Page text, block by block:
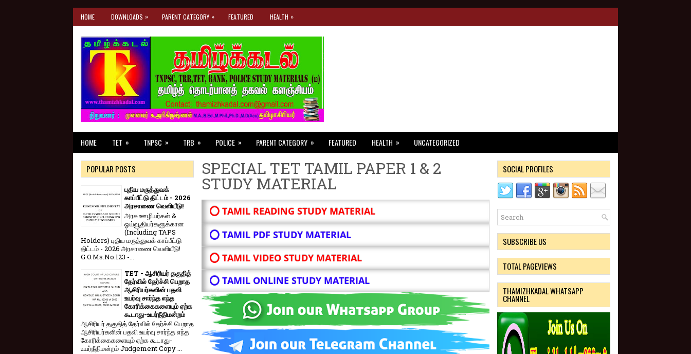
HOME DOWNLOADS » PARENT CATEGORY » FEATURED HEALTH »
HOME TET » TNPSC » TRB » POLICE » PARENT CATEGORY » FEATURED HEALTH » UNCATEGORIZED
SPECIAL TET TAMIL PAPER 1 & 2
STUDY MATERIAL
⭕ TAMIL READING STUDY MATERIAL
⭕ TAMIL PDF STUDY MATERIAL
⭕ TAMIL VIDEO STUDY MATERIAL
⭕ TAMIL ONLINE STUDY MATERIAL
POPULAR POSTS
புதிய மருத்துவக்
காப்பீட்டு திட்டம் - 2026
அரசாணை வெளியீடு!
அரசு ஊழியர்கள் &
ஓய்வூதியர்களுக்கான
(Including TAPS
Holders) புதிய மருத்துவக் காப்பீட்டு
திட்டம் - 2026 அரசாணை வெளியீடு!
G.O.Ms.No.123 -...
TET - ஆசிரியர் தகுதித்
தேர்வில் தேர்ச்சி பெறாத
ஆசிரியர்களின் பதவி
உயர்வு சார்ந்த எந்த
கோரிக்கைகளையும் ஏற்க
கூடாது-உயர்நீதிமன்றம்
ஆசிரியர் தகுதித் தேர்வில் தேர்ச்சி பெறாத
ஆசிரியர்களின் பதவி உயர்வு சார்ந்த எந்த
கோரிக்கைகளையும் ஏற்க கூடாது-
உயர்நீதிமன்றம் Judgement Copy ...
SOCIAL PROFILES
SUBSCRIBE US
TOTAL PAGEVIEWS
THAMIZHKADAL WHATSAPP
CHANNEL